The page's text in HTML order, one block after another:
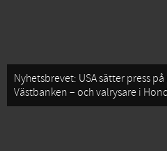
Nyhetsbrevet: USA sätter press
Västbanken – och valrysare i